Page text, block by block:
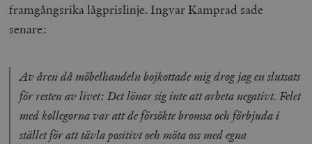
framgångsrika lågprislinje. Ingvar Kamprad sade
senare:
Av åren då möbelhandeln bojkottade mig drog jag en slutsats
för resten av livet: Det lönar sig inte att arbeta negativt. Felet
med kollegorna var att de försökte bromsa och förbjuda i
stället för att tävla positivt och möta oss med egna